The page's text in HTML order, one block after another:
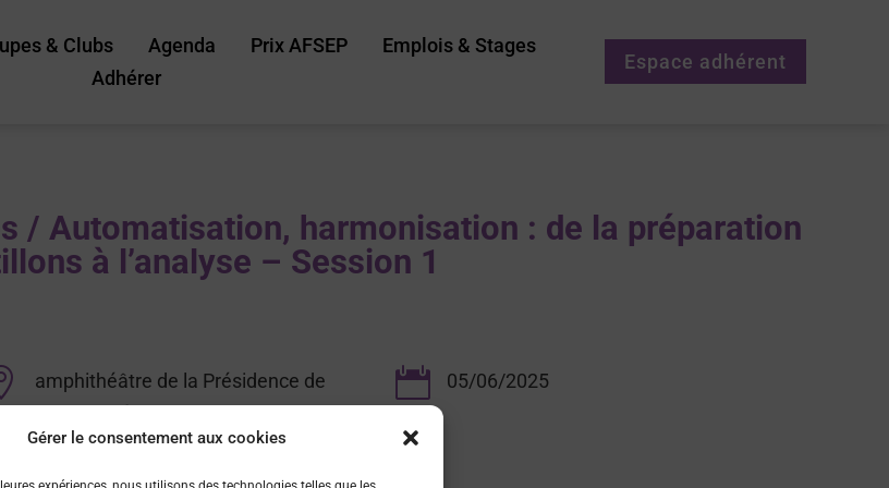
Gérer le consentement aux cookies
& Clubs Agenda Prix AFSEP
Emplois & Stages
Adhérer
Espace adhérent
/ Automatisation, harmonisation : de la préparation
à l’analyse – Session 1
amphithéâtre de la Présidence de
Léopold, Nancy
 05/06/2025